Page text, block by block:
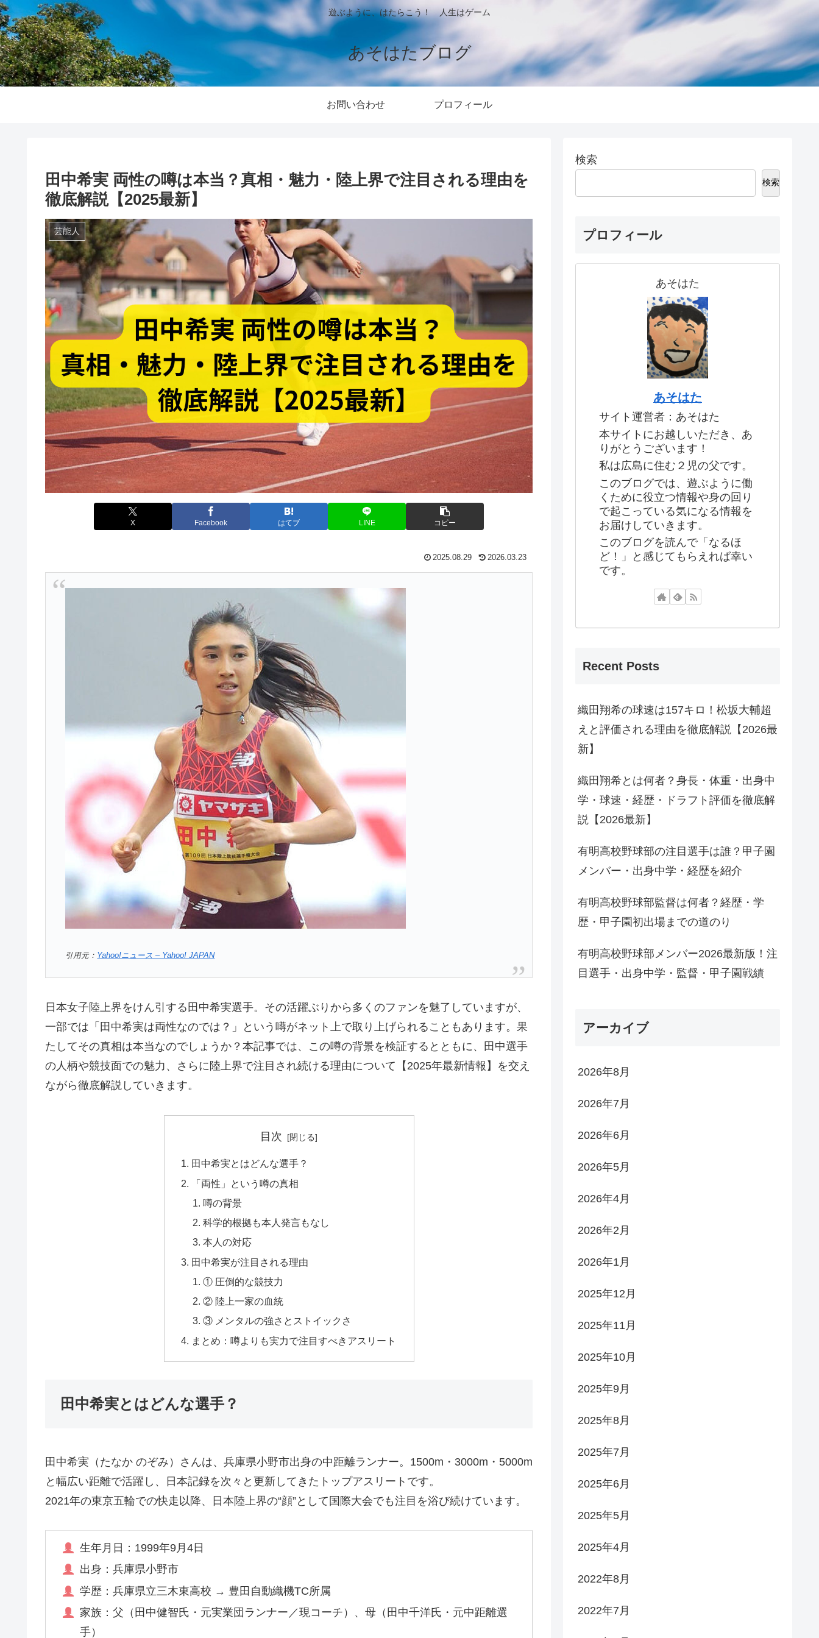
遊ぶように、はたらこう！ 人生はゲーム
あそはたブログ
お問い合わせ プロフィール
田中希実 両性の噂は本当？真相・魅力・陸上界で注目される理由を
徹底解説【2025最新】
芸能人
X Facebook はてブ LINE コピー
2025.08.29 2026.03.23
引用元： Yahoo!ニュース – Yahoo! JAPAN
日本女子陸上界をけん引する田中希実選手。その活躍ぶりから多くのファンを魅了していますが、
一部では「田中希実は両性なのでは？」という噂がネット上で取り上げられることもあります。果
たしてその真相は本当なのでしょうか？本記事では、この噂の背景を検証するとともに、田中選手
の人柄や競技面での魅力、さらに陸上界で注目され続ける理由について【2025年最新情報】を交え
ながら徹底解説していきます。
目次
田中希実とはどんな選手？
「両性」という噂の真相
噂の背景
科学的根拠も本人発言もなし
本人の対応
田中希実が注目される理由
① 圧倒的な競技力
② 陸上一家の血統
③ メンタルの強さとストイックさ
まとめ：噂よりも実力で注目すべきアスリート
田中希実とはどんな選手？
田中希実（たなか のぞみ）さんは、兵庫県小野市出身の中距離ランナー。1500m・3000m・5000m
と幅広い距離で活躍し、日本記録を次々と更新してきたトップアスリートです。
2021年の東京五輪での快走以降、日本陸上界の“顔”として国際大会でも注目を浴び続けています。
生年月日：1999年9月4日
出身：兵庫県小野市
学歴：兵庫県立三木東高校 → 豊田自動織機TC所属
家族：父（田中健智氏・元実業団ランナー／現コーチ）、母（田中千洋氏・元中距離選
手）
検索
検索
プロフィール
あそはた
あそはた
サイト運営者：あそはた
本サイトにお越しいただき、あ
りがとうございます！
私は広島に住む２児の父です。
このブログでは、遊ぶように働
くために役立つ情報や身の回り
で起こっている気になる情報を
お届けしていきます。
このブログを読んで「なるほ
ど！」と感じてもらえれば幸い
です。
Recent Posts
織田翔希の球速は157キロ！松坂大輔超
えと評価される理由を徹底解説【2026最
新】
織田翔希とは何者？身長・体重・出身中
学・球速・経歴・ドラフト評価を徹底解
説【2026最新】
有明高校野球部の注目選手は誰？甲子園
メンバー・出身中学・経歴を紹介
有明高校野球部監督は何者？経歴・学
歴・甲子園初出場までの道のり
有明高校野球部メンバー2026最新版！注
目選手・出身中学・監督・甲子園戦績
アーカイブ
2026年8月
2026年7月
2026年6月
2026年5月
2026年4月
2026年2月
2026年1月
2025年12月
2025年11月
2025年10月
2025年9月
2025年8月
2025年7月
2025年6月
2025年5月
2025年4月
2022年8月
2022年7月